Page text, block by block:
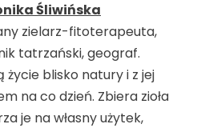
Śliwińska
zielarz-fitoterapeuta,
tatrzański, geograf.
życie blisko natury i z jej
na co dzień. Zbiera zioła
je na własny użytek,